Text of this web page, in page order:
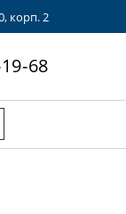
корп. 2
68